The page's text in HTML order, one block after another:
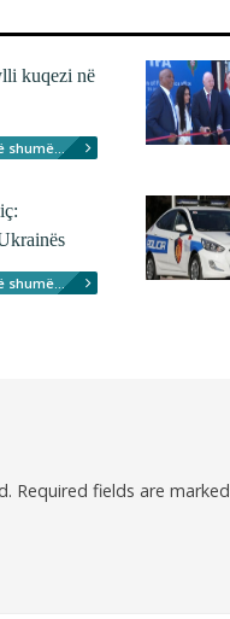
kuqezi në
shumë...
shumë...
Required fields are marked